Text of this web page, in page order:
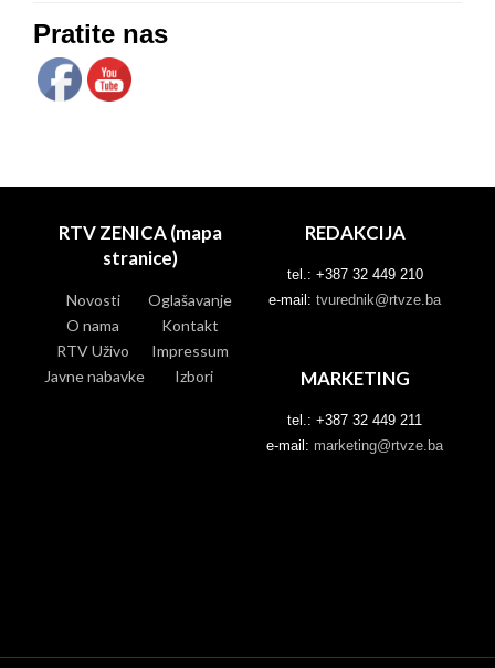
Pratite nas
RTV ZENICA (mapa
stranice)
Novosti
Oglašavanje
O nama
Kontakt
RTV Uživo
Impressum
Javne nabavke
Izbori
REDAKCIJA
tel.: +387 32 449 210
e-mail: tvurednik@rtvze.ba
MARKETING
tel.: +387 32 449 211
e-mail: marketing@rtvze.ba